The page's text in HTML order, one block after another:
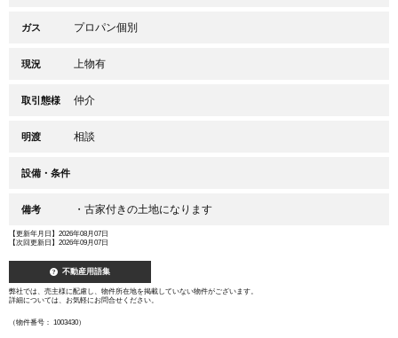
ガス プロパン個別
現況 上物有
取引態様 仲介
明渡 相談
設備・条件
備考 ・古家付きの土地になります
【更新年月日】2026年08月07日
【次回更新日】2026年09月07日
不動産用語集
弊社では、売主様に配慮し、物件所在地を掲載していない物件がございます。
詳細については、お気軽にお問合せください。
（物件番号： 1003430）